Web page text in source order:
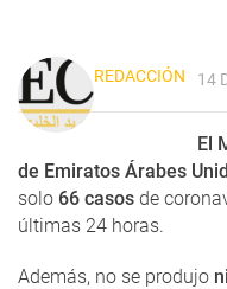
REDACCIÓN 14
El
de Emiratos Árabes
solo 66 casos de
últimas 24 horas.
Además, no se produjo